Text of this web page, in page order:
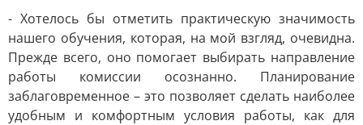
- Хотелось бы отметить практическую значимость
нашего обучения, которая, на мой взгляд, очевидна.
Прежде всего, оно помогает выбирать направление
работы комиссии осознанно. Планирование
заблаговременное – это позволяет сделать наиболее
удобным и комфортным условия работы, как для